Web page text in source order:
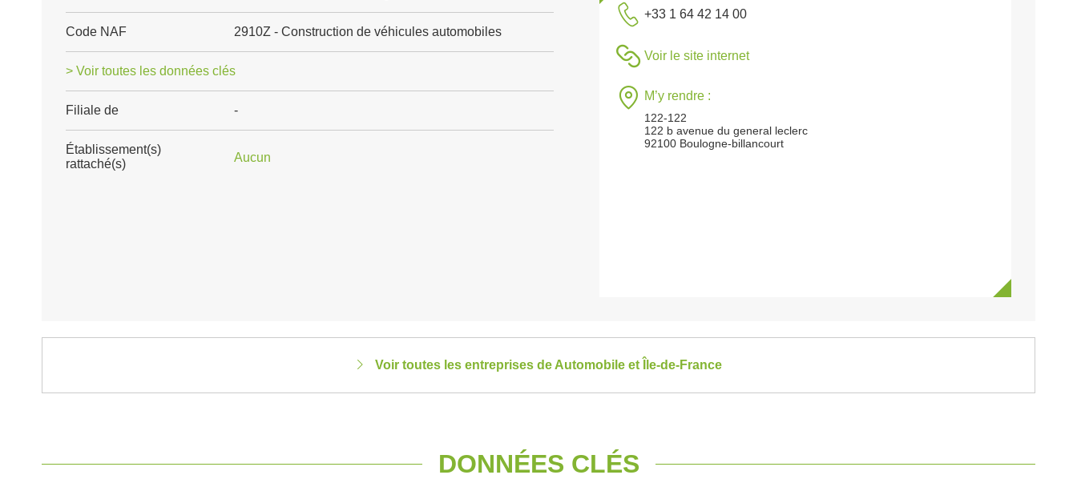
Code NAF 2910Z - Construction de véhicules automobiles
> Voir toutes les données clés
Filiale de -
Établissement(s)
rattaché(s)
Aucun
+33 1 64 42 14 00
Voir le site internet
M’y rendre :
122-122
122 b avenue du general leclerc
92100 Boulogne-billancourt
Voir toutes les entreprises de Automobile et Île-de-France
DONNÉES CLÉS